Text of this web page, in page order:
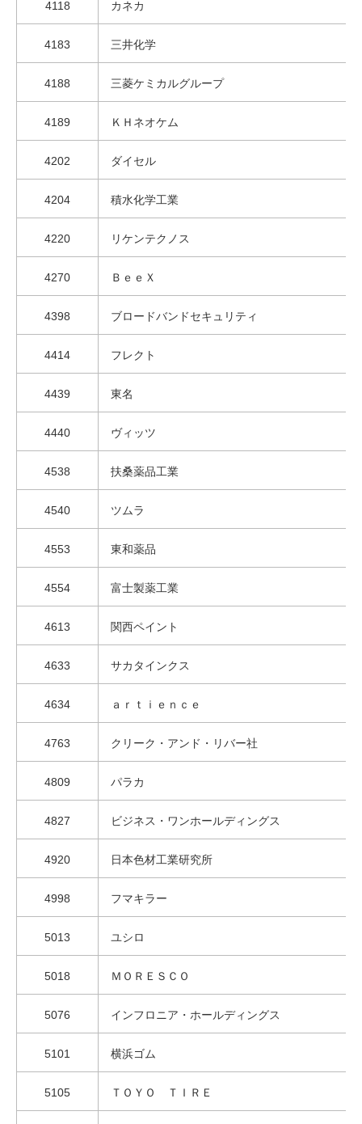
4118 カネカ
4183 三井化学
4188 三菱ケミカルグループ
4189 ＫＨネオケム
4202 ダイセル
4204 積水化学工業
4220 リケンテクノス
4270 ＢｅｅＸ
4398 ブロードバンドセキュリティ
4414 フレクト
4439 東名
4440 ヴィッツ
4538 扶桑薬品工業
4540 ツムラ
4553 東和薬品
4554 富士製薬工業
4613 関西ペイント
4633 サカタインクス
4634 ａｒｔｉｅｎｃｅ
4763 クリーク・アンド・リバー社
4809 パラカ
4827 ビジネス・ワンホールディングス
4920 日本色材工業研究所
4998 フマキラー
5013 ユシロ
5018 ＭＯＲＥＳＣＯ
5076 インフロニア・ホールディングス
5101 横浜ゴム
5105 ＴＯＹＯ ＴＩＲＥ